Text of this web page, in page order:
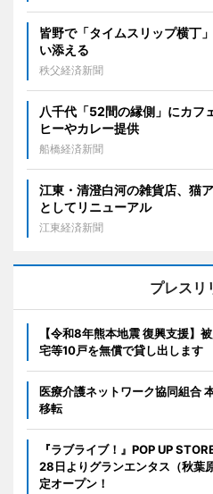
皆野で「タイムスリップ横丁
い添える
秩父経済新聞
八千代「52間の縁側」にカ
ヒーやカレー提供
船橋経済新聞
江東・清澄白河の雑貨店、猫
としてリニューアル
江東経済新聞
プレスリ
【令和8年熊本地震 復興支援】
宅等10戸を無償で貸し出します
医療介護ネットワーク協同組合
移転
『ラブライブ！』POP UP
28日よりグランエンタス（秋葉
定オープン！